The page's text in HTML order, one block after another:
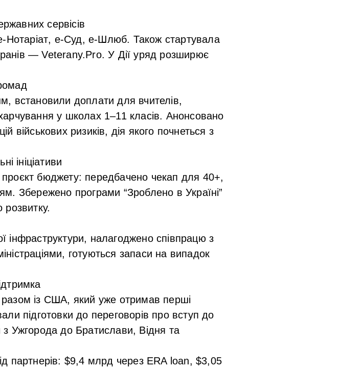
сервісів
Нотаріат, е-Суд,е-Шлюб. Також стартувала
— Veterany.Pro. У Дії уряд розширює
встановили доплати для вчителів,
у школах 1–11 класів. Анонсовано
військових ризиків, дія якого почнеться з
ініціативи
бюджету: передбачено чекап для 40+,
Збережено програми “Зроблено в Україні”
розвитку.
інфраструктури, налагоджено співпрацю з
готуються запаси на випадок
із США, який уже отримав перші
підготовки до переговорів про вступ до
Ужгорода до Братислави, Відня та
партнерів: $9,4 млрд через ERA loan, $3,05